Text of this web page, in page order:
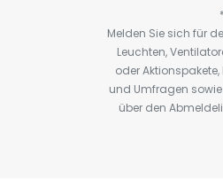
Melden Sie sich für
Leuchten,
oder
und Umfragen
über den